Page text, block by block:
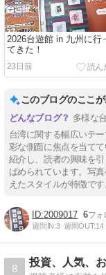
2026台遊館 in 九州に行
てきた！
23日前
このブログのここ
多様な
台湾に関する幅広いテ
彩な側面に焦点を当て
紹介し、読者の興味を
ばめられています。写
えたスタイルが特徴です
2009017 6
週間IN:3 週間OUT:14
8
投資、人気、